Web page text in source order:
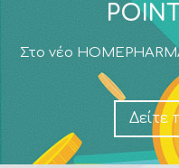
Στο νέο
Δείτε